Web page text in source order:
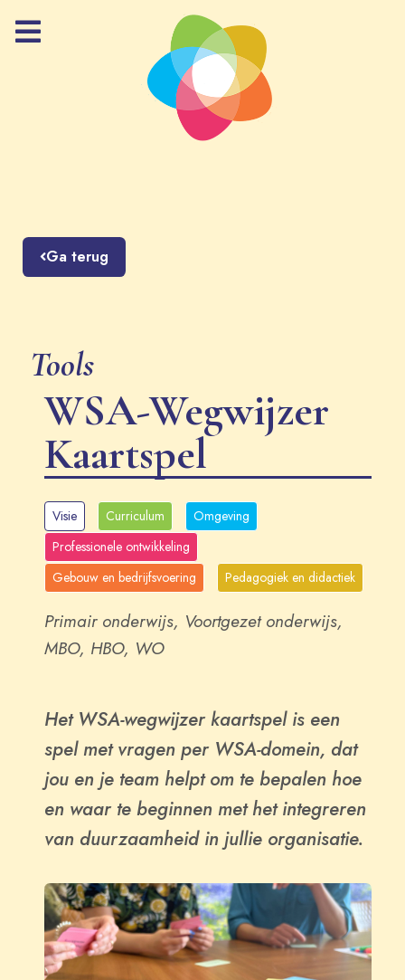
Ga terug
Tools
​WSA-Wegwijzer
Kaartspel
Visie Curriculum
Omgeving
Professionele ontwikkeling
Gebouw en bedrijfsvoering
Pedagogiek en didactiek
Primair onderwijs, Voortgezet onderwijs,
MBO, HBO, WO
Het WSA-wegwijzer kaartspel is een
spel met vragen per WSA-domein, dat
jou en je team helpt om te bepalen hoe
en waar te beginnen met het integreren
van duurzaamheid in jullie organisatie.